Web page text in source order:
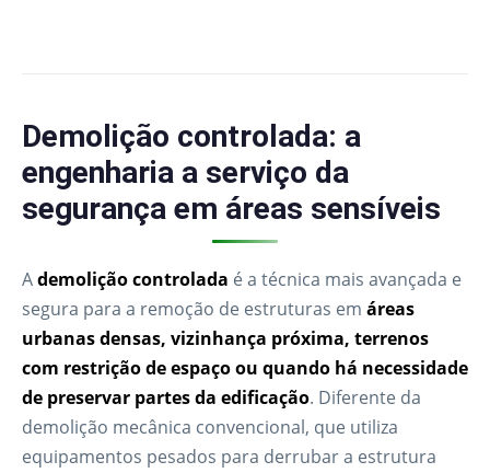
Demolição controlada: a
engenharia a serviço da
segurança em áreas sensíveis
Ademolição controlada é a técnica mais avançada e
segura para a remoção de estruturas em áreas
urbanas densas, vizinhança próxima, terrenos
com restrição de espaço ou quando há necessidade
de preservar partes da edificação. Diferente da
demolição mecânica convencional, que utiliza
equipamentos pesados para derrubar a estrutura